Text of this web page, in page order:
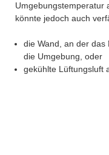
Umgebungstemperatur
könnte jedoch auch
die Wand, an der
die Umgebung, oder
gekühlte Lüftungsluft